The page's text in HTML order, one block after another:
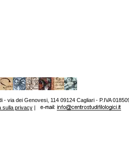
- via dei Genovesi, 114 09124 Cagliari - P.IVA
sulla privacy|